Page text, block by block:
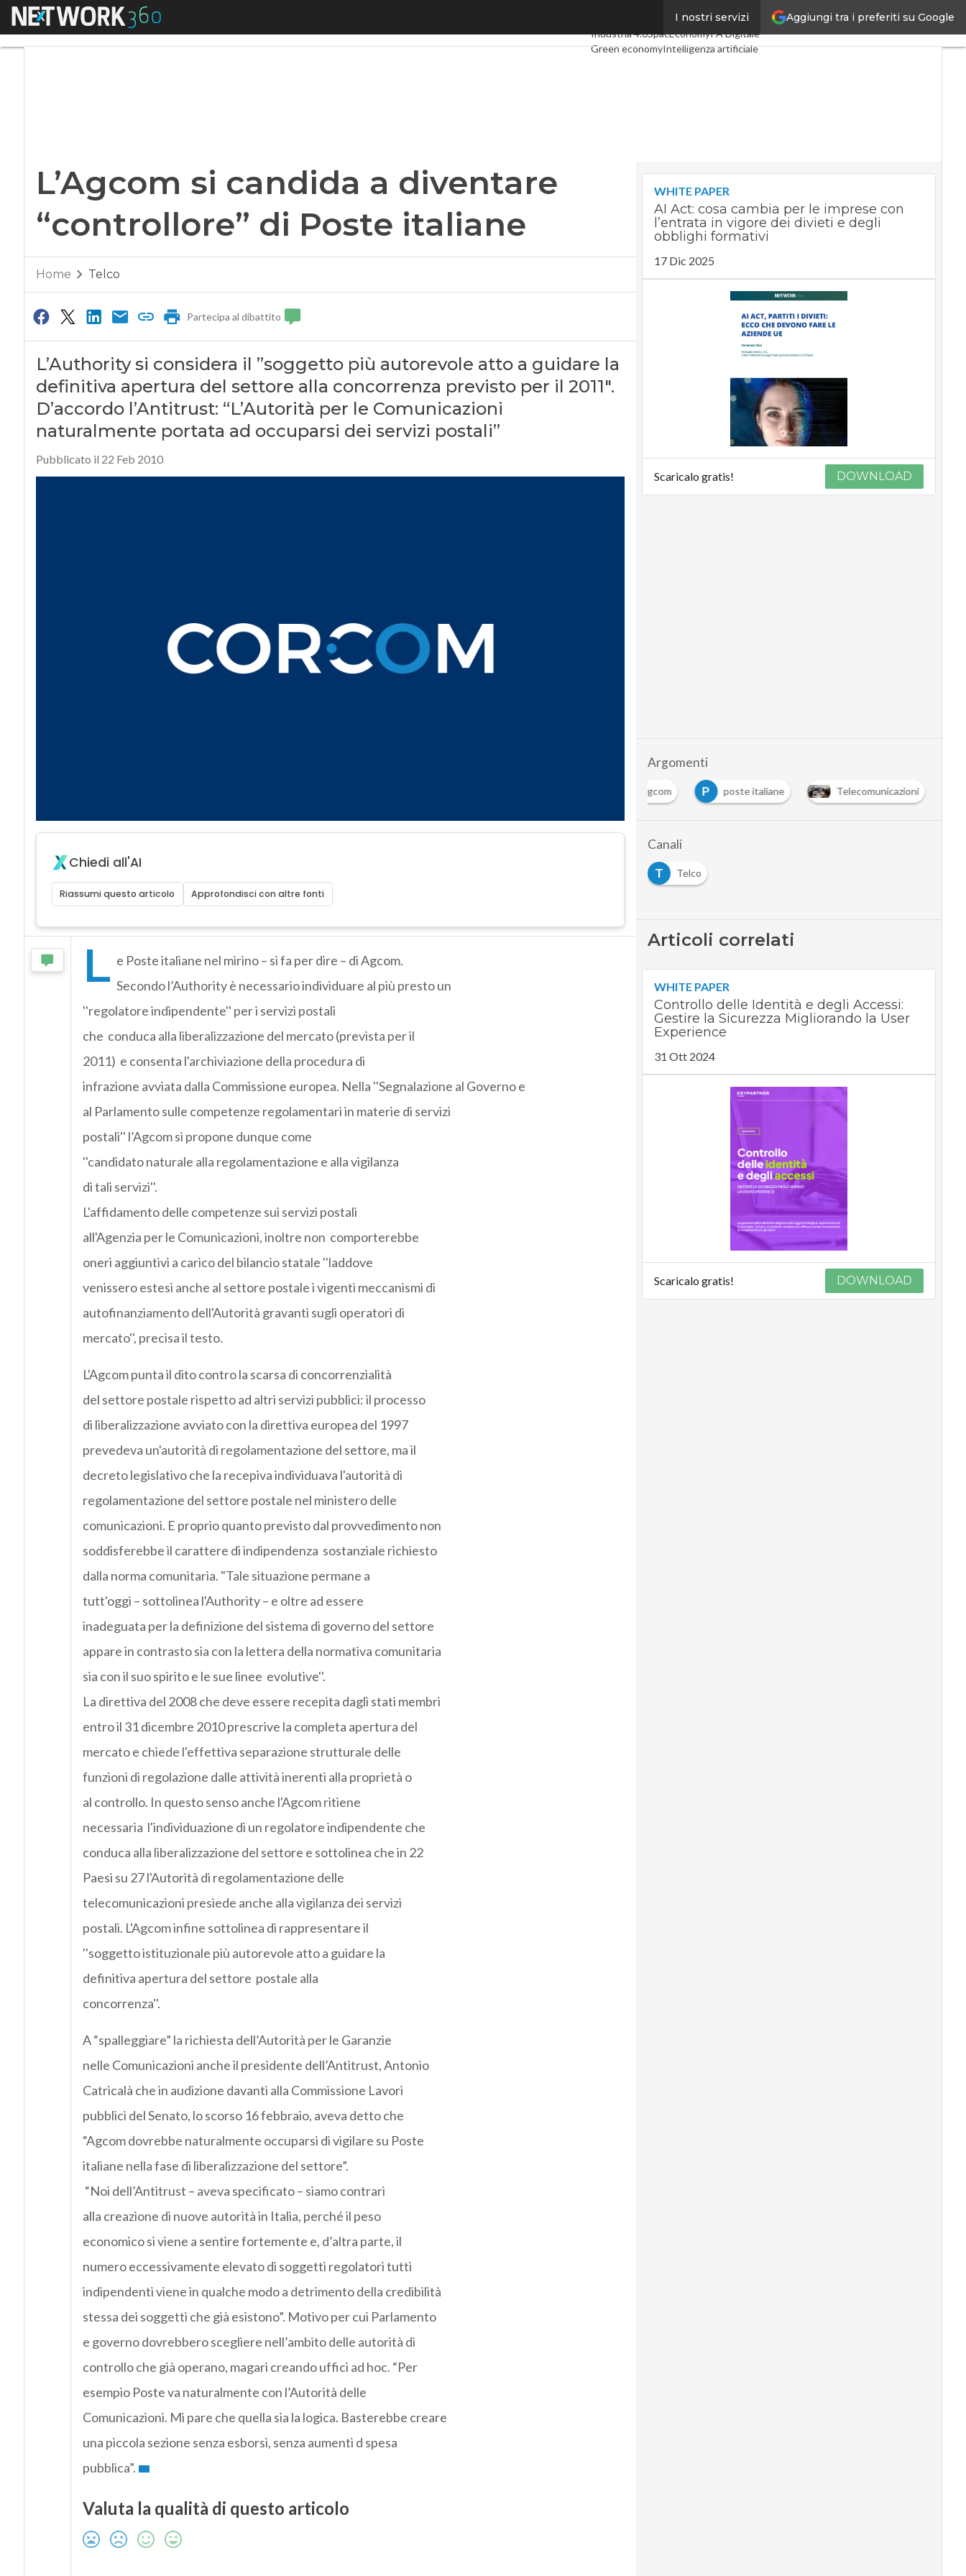
Aggiungi tra i preferiti su Google
I nostri servizi
Menu Digital EconomyTelco
Industria 4.0SpacEconomyPA Digitale
Green economyIntelligenza artificiale
L’Agcom si candida a diventare
“controllore” di Poste italiane
Home Telco
Partecipa al dibattito
L’Authority si considera il ”soggetto più autorevole atto a guidare la
definitiva apertura del settore alla concorrenza previsto per il 2011″.
D’accordo l’Antitrust: “L’Autorità per le Comunicazioni
naturalmente portata ad occuparsi dei servizi postali”
Pubblicato il 22 Feb 2010
Chiedi all'AI
Riassumi questo articolo Approfondisci con altre fonti
L e Poste italiane nel mirino – si fa per dire – di Agcom.
Secondo l’Authority è necessario individuare al più presto un
''regolatore indipendente'' per i servizi postali
che conduca alla liberalizzazione del mercato (prevista per il
2011) e consenta l'archiviazione della procedura di
infrazione avviata dalla Commissione europea. Nella ''Segnalazione al Governo e
al Parlamento sulle competenze regolamentari in materie di servizi
postali'' l’Agcom si propone dunque come
''candidato naturale alla regolamentazione e alla vigilanza
di tali servizi''.
L'affidamento delle competenze sui servizi postali
all'Agenzia per le Comunicazioni, inoltre non comporterebbe
oneri aggiuntivi a carico del bilancio statale ''laddove
venissero estesi anche al settore postale i vigenti meccanismi di
autofinanziamento dell'Autorità gravanti sugli operatori di
mercato'', precisa il testo.
L'Agcom punta il dito contro la scarsa di concorrenzialità
del settore postale rispetto ad altri servizi pubblici: il processo
di liberalizzazione avviato con la direttiva europea del 1997
prevedeva un'autorità di regolamentazione del settore, ma il
decreto legislativo che la recepiva individuava l'autorità di
regolamentazione del settore postale nel ministero delle
comunicazioni. E proprio quanto previsto dal provvedimento non
soddisferebbe il carattere di indipendenza sostanziale richiesto
dalla norma comunitaria. "Tale situazione permane a
tutt'oggi – sottolinea l'Authority – e oltre ad essere
inadeguata per la definizione del sistema di governo del settore
appare in contrasto sia con la lettera della normativa comunitaria
sia con il suo spirito e le sue linee evolutive''.
La direttiva del 2008 che deve essere recepita dagli stati membri
entro il 31 dicembre 2010 prescrive la completa apertura del
mercato e chiede l'effettiva separazione strutturale delle
funzioni di regolazione dalle attività inerenti alla proprietà o
al controllo. In questo senso anche l'Agcom ritiene
necessaria l'individuazione di un regolatore indipendente che
conduca alla liberalizzazione del settore e sottolinea che in 22
Paesi su 27 l'Autorità di regolamentazione delle
telecomunicazioni presiede anche alla vigilanza dei servizi
postali. L'Agcom infine sottolinea di rappresentare il
''soggetto istituzionale più autorevole atto a guidare la
definitiva apertura del settore postale alla
concorrenza''.
A “spalleggiare” la richiesta dell’Autorità per le Garanzie
nelle Comunicazioni anche il presidente dell’Antitrust, Antonio
Catricalà che in audizione davanti alla Commissione Lavori
pubblici del Senato, lo scorso 16 febbraio, aveva detto che
“Agcom dovrebbe naturalmente occuparsi di vigilare su Poste
italiane nella fase di liberalizzazione del settore”.
“Noi dell’Antitrust – aveva specificato – siamo contrari
alla creazione di nuove autorità in Italia, perché il peso
economico si viene a sentire fortemente e, d’altra parte, il
numero eccessivamente elevato di soggetti regolatori tutti
indipendenti viene in qualche modo a detrimento della credibilità
stessa dei soggetti che già esistono”. Motivo per cui Parlamento
e governo dovrebbero scegliere nell’ambito delle autorità di
controllo che già operano, magari creando uffici ad hoc. “Per
esempio Poste va naturalmente con l’Autorità delle
Comunicazioni. Mi pare che quella sia la logica. Basterebbe creare
una piccola sezione senza esborsi, senza aumenti d spesa
pubblica”.
Valuta la qualità di questo articolo
WHITE PAPER
AI Act: cosa cambia per le imprese con
l’entrata in vigore dei divieti e degli
obblighi formativi
17 Dic 2025
Scaricalo gratis! DOWNLOAD
Argomenti
agcom P poste italiane Telecomunicazioni
Canali
T
Telco
Articoli correlati
WHITE PAPER
Controllo delle Identità e degli Accessi:
Gestire la Sicurezza Migliorando la User
Experience
31 Ott 2024
Scaricalo gratis! DOWNLOAD